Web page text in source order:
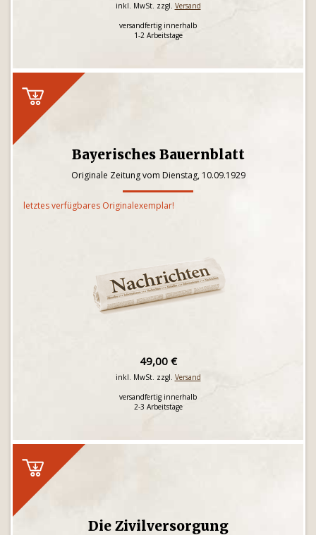
inkl. MwSt. zzgl. Versand
versandfertig innerhalb
1-2 Arbeitstage
Bayerisches Bauernblatt
Originale Zeitung vom Dienstag, 10.09.1929
letztes verfügbares Originalexemplar!
49,00 €
inkl. MwSt. zzgl. Versand
versandfertig innerhalb
2-3 Arbeitstage
Die Zivilversorgung